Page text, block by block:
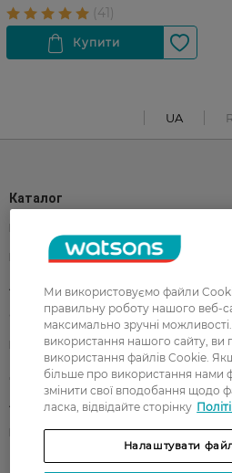
UA
Каталог
Парфуми
Акції
Обличчя Тіло
Подарунки Діти
Аксесуари
Бренди
Ми використовуємо файли
правильну роботу нашого веб-
максимально зручні
використання нашого сайту, ви
використання файлів Cookie.
більше про використання нами
змінити свої вподобання щодо
ласка, відвідайте сторінку
Налаштувати